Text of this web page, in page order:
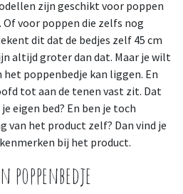
zijn geschikt voor poppen
voor poppen die zelfs nog
dit dat de bedjes zelf 45 cm
altijd groter dan dat. Maar je wilt
poppenbedje kan liggen. En
tot aan de tenen vast zit. Dat
eigen bed? En ben je toch
van het product zelf? Dan vind je
bij het product.
poppenbedje